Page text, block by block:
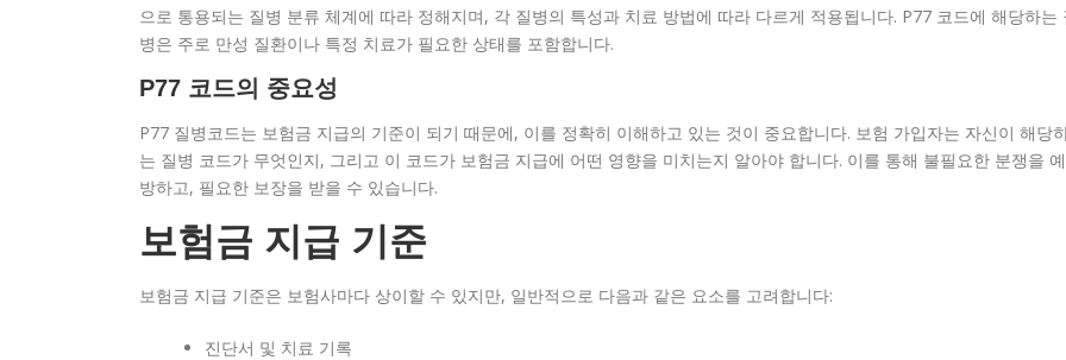
으로 통용되는 질병 분류 체계에 따라 정해지며, 각 질병의 특성과 치료 방법에 따라 다르게 적용됩니다. P77 코드에 해당하는
병은 주로 만성 질환이나 특정 치료가 필요한 상태를 포함합니다.
P77 코드의 중요성
P77 질병코드는 보험금 지급의 기준이 되기 때문에, 이를 정확히 이해하고 있는 것이 중요합니다. 보험 가입자는 자신이 해당
는 질병 코드가 무엇인지, 그리고 이 코드가 보험금 지급에 어떤 영향을 미치는지 알아야 합니다. 이를 통해 불필요한 분쟁을 예
방하고, 필요한 보장을 받을 수 있습니다.
보험금 지급 기준
보험금 지급 기준은 보험사마다 상이할 수 있지만, 일반적으로 다음과 같은 요소를 고려합니다:
진단서 및 치료 기록